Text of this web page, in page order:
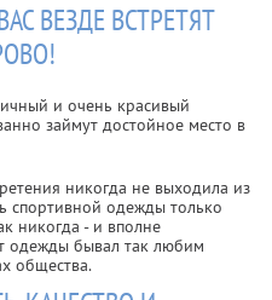
ВЕЗДЕ ВСТРЕТЯТ
и очень красивый
займут достойное место в
никогда не выходила из
спортивной одежды только
никогда - и вполне
одежды бывал так любим
общества.